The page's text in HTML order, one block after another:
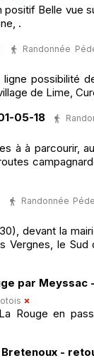
positif Belle vue
.
Randonnée
possibilité
de Lime,
05-18
à à parcourir,
Randonnée
devant la
Vergnes, le
par Meyssac
Rouge en
Bretenoux -